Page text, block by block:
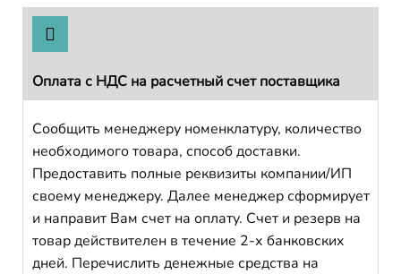
Оплата с НДС на расчетный счет поставщика
Сообщить менеджеру номенклатуру, количество
необходимого товара, способ доставки.
Предоставить полные реквизиты компании/ИП
своему менеджеру. Далее менеджер сформирует
и направит Вам счет на оплату. Счет и резерв на
товар действителен в течение 2-х банковских
дней. Перечислить денежные средства на